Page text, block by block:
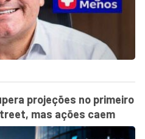
projeções no primeiro
mas ações caem